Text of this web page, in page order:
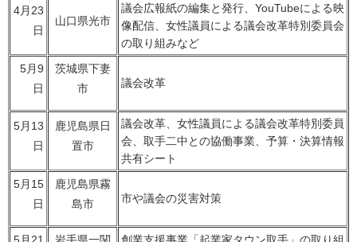
4月23
日
山口県光市
議会広報紙の編集と発行、YouTubeによる映
像配信、女性議員による議会改革特別委員会
の取り組みなど
5月9
日
茨城県下妻
市
議会改革
5月13
日
鹿児島県日
置市
議会改革、女性議員による議会改革特別委員
会、取手二中との協働事業、予算・決算情報
共有シート
5月15
日
鹿児島県霧
島市
市や議会の災害対策
5月21
岩手県一関
創業支援事業「起業家タウン取手」の取り組